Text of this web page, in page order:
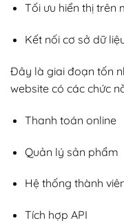
Tối ưu hiển thị trên
Kết nối cơ sở dữ
Đây là giai đoạn tốn
website có các chức
Thanh toán online
Quản lý sản phẩm
Hệ thống thành
Tích hợp API